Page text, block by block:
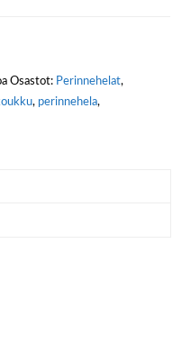
Osastot: Perinnehelat,
, perinnehela,